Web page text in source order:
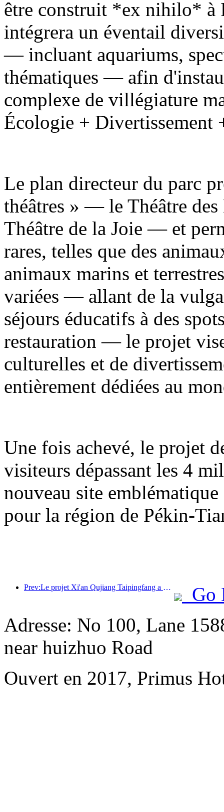
être construit *ex nihilo* à
intégrera un éventail
— incluant aquariums,
thématiques — afin
complexe de villégiature
Écologie + Divertissement
Le plan directeur du parc
théâtres » — le Théâtre
Théâtre de la Joie — et
rares, telles que des
animaux marins et
variées — allant de la
séjours éducatifs à des
restauration — le projet
culturelles et de
entièrement dédiées au
Une fois achevé, le projet
visiteurs dépassant les 4
nouveau site
pour la région de Pékin-
Prev:Le projet Xi'an Qujiang Taipingfang a officiellement débuté sa construction, avec une superficie totale de 137 000 mètres carrés.
Go
Adresse: No 100, Lane
near huizhuo Road
Ouvert en 2017, Primus